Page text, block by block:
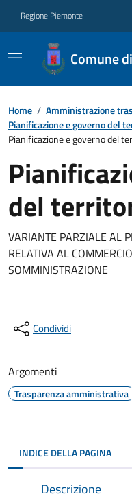
Regione Piemonte
Comune
Home / Amministrazione
Pianificazione e governo del
Pianificazione e governo del
del
VARIANTE PARZIALE AL
RELATIVA AL
SOMMINISTRAZIONE
Condividi
Argomenti
Trasparenza amministrativa
INDICE DELLA PAGINA
Descrizione